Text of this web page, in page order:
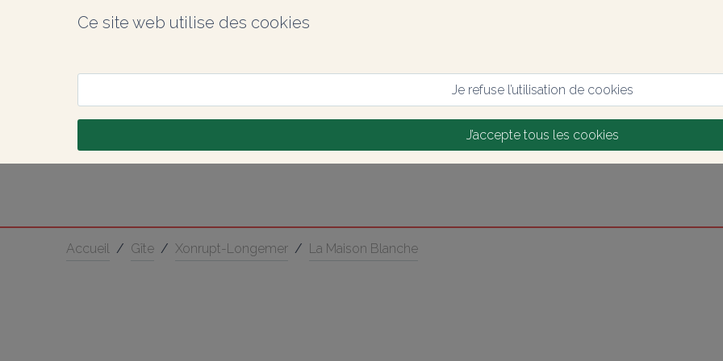
Ce site web utilise des cookies
Je refuse l’utilisation de cookies
J’accepte tous les cookies
Accueil / Gîte / Xonrupt-Longemer / La Maison Blanche